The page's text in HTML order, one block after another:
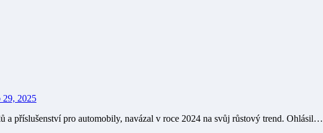
29, 2025
a příslušenství pro automobily, navázal v roce 2024 na svůj růstový trend. Ohlásil…